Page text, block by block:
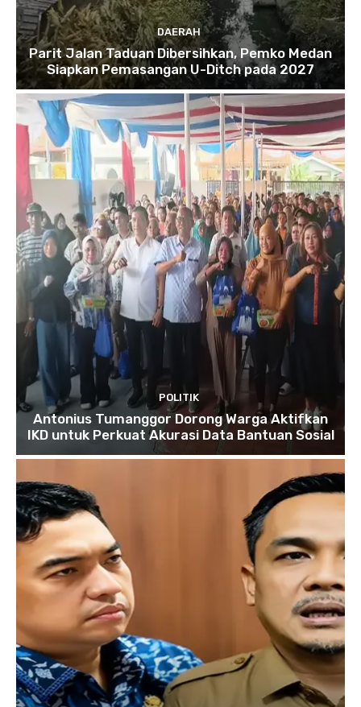
DAERAH
Parit Jalan Taduan Dibersihkan, Pemko Medan
Siapkan Pemasangan U-Ditch pada 2027
POLITIK
Antonius Tumanggor Dorong Warga Aktifkan
IKD untuk Perkuat Akurasi Data Bantuan Sosial